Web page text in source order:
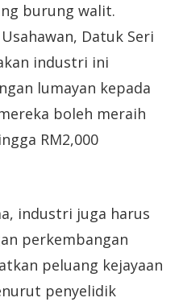
burung walit.
Datuk Seri
industri ini
lumayan kepada
boleh meraih
RM2,000
industri juga harus
perkembangan
peluang kejayaan
penyelidik